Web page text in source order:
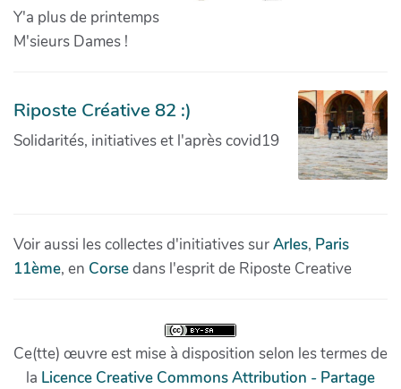
Y'a plus de printemps
M'sieurs Dames !
Riposte Créative 82 :)
Solidarités, initiatives et l'après covid19
Voir aussi les collectes d'initiatives surArles, Paris
11ème, en Corsedans l'esprit de Riposte Creative
Ce(tte) œuvre est mise à disposition selon les termes de
la Licence Creative Commons Attribution - Partage